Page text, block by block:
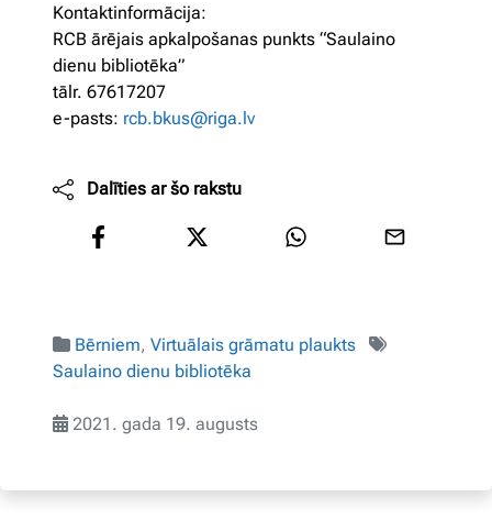
Kontaktinformācija:
RCB ārējais apkalpošanas punkts “Saulaino
dienu bibliotēka”
tālr. 67617207
e-pasts: rcb.bkus@riga.lv
Dalīties ar šo rakstu
Bērniem, Virtuālais grāmatu plaukts
Saulaino dienu bibliotēka
2021. gada 19. augusts